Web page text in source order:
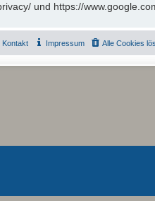
und https://
Alle Cookies
Impressum
Kontakt